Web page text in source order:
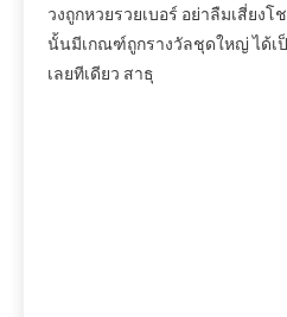
วงถูกหวยรวยเบอร์ อย่าลืมเสี่ยง
นั้นมีเกณฑ์ถูกรางวัลชุดใหญ่ ได้เ
เลยทีเดียว สาธุ